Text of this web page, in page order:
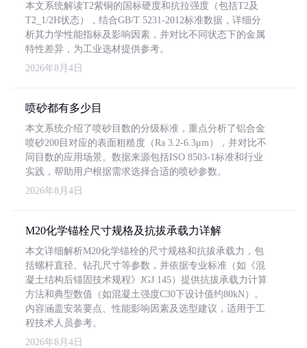
本文系统解读T2紫铜的国标硬度和抗拉强度（包括T2及
T2_1/2H状态），结合GB/T 5231-2012标准数据，详细分
析其力学性能指标及影响因素，并对比不同状态下的金属
特性差异，为工业选材提供参考。
2026年8月4日
喷砂都有多少目
本文系统介绍了喷砂目数的分级标准，重点分析了铝合金
喷砂200目对应的表面粗糙度（Ra 3.2-6.3μm），并对比不
同目数的应用场景。数据来源包括ISO 8503-1标准和行业
实践，帮助用户根据需求选择合适的喷砂参数。
2026年8月4日
M20化学锚栓尺寸规格及抗拔承载力详解
本文详细解析M20化学锚栓的尺寸规格和抗拔承载力，包
括螺杆直径、钻孔尺寸等参数，并依据专业标准（如《混
凝土结构后锚固技术规程》JGJ 145）提供抗拔承载力计算
方法和典型数值（如混凝土强度C30下设计值约80kN）。
内容涵盖安装要点、性能影响因素及选型建议，适用于工
程技术人员参考。
2026年8月4日